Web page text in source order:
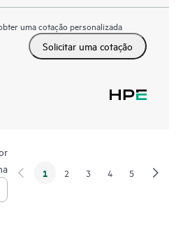
uma cotação personalizada
Solicitar uma cotação
1 2 3 4 5